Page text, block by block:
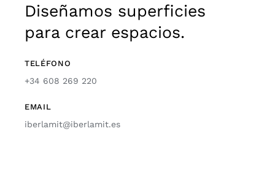
Diseñamos superficies
para crear espacios.
TELÉFONO
+34 608 269 220
EMAIL
iberlamit@iberlamit.es